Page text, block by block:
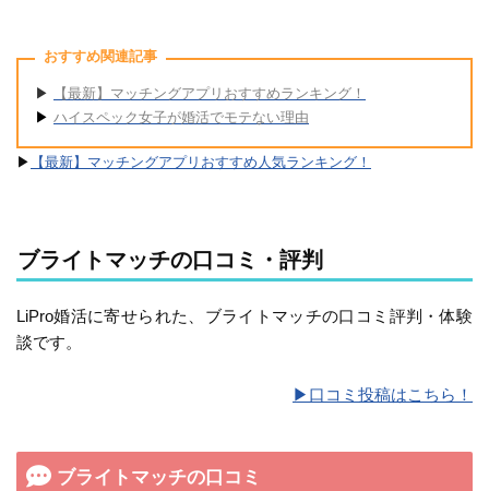
おすすめ関連記事
▶︎
【最新】マッチングアプリおすすめランキング！
▶︎ ハイスペック女子が婚活でモテない理由
▶︎ 【最新】マッチングアプリおすすめ人気ランキング！
ブライトマッチの口コミ・評判
LiPro婚活に寄せられた、ブライトマッチの口コミ評判・体験
談です。
▶︎口コミ投稿はこちら！
ブライトマッチの口コミ